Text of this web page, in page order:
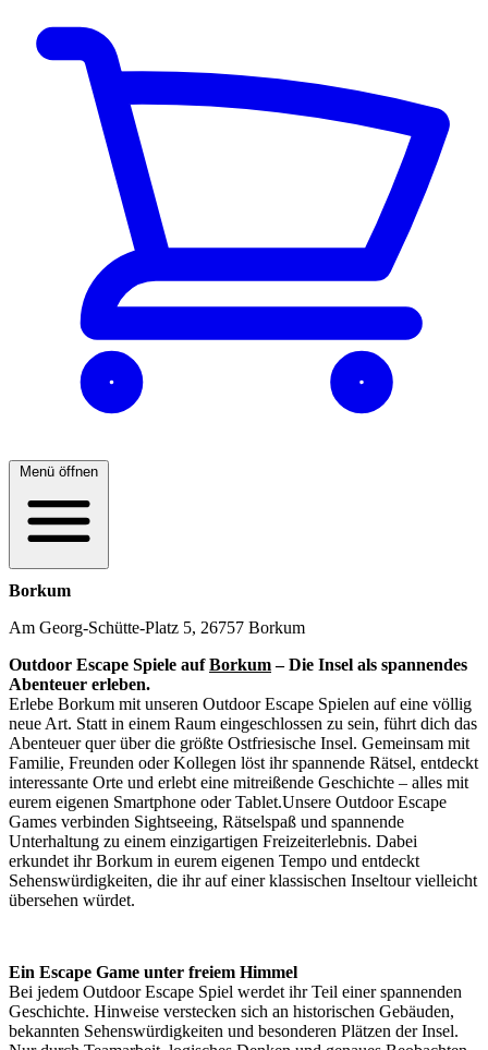
Menü öffnen
Borkum
Am Georg-Schütte-Platz 5, 26757 Borkum
Outdoor Escape Spiele aufBorkum– Die Insel als spannendes
Abenteuer erleben.
Erlebe Borkum mit unseren Outdoor Escape Spielen auf eine völlig
neue Art. Statt in einem Raum eingeschlossen zu sein, führt dich das
Abenteuer quer über die größte Ostfriesische Insel. Gemeinsam mit
Familie, Freunden oder Kollegen löst ihr spannende Rätsel, entdeckt
interessante Orte und erlebt eine mitreißende Geschichte – alles mit
eurem eigenen Smartphone oder Tablet.Unsere Outdoor Escape
Games verbinden Sightseeing, Rätselspaß und spannende
Unterhaltung zu einem einzigartigen Freizeiterlebnis. Dabei
erkundet ihr Borkum in eurem eigenen Tempo und entdeckt
Sehenswürdigkeiten, die ihr auf einer klassischen Inseltour vielleicht
übersehen würdet.
Ein Escape Game unter freiem Himmel
Bei jedem Outdoor Escape Spiel werdet ihr Teil einer spannenden
Geschichte. Hinweise verstecken sich an historischen Gebäuden,
bekannten Sehenswürdigkeiten und besonderen Plätzen der Insel.